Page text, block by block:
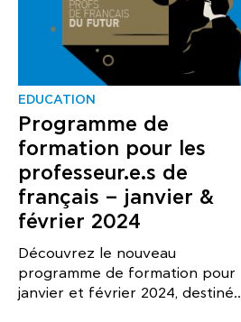
EDUCATION
Programme de
formation pour les
professeur.e.s de
français – janvier &
février 2024
Découvrez le nouveau
programme de formation pour
janvier et février 2024, destiné..